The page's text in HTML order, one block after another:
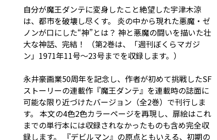
自分が魔王ダンテに変身したこと絶望した宇津木涼
は、都市を破壊し尽くす。 炎の中から現れた悪魔・ゼ
ノンが口にした“神”とは？ 神と悪魔の闘いを描いた壮
大な神話、完結！ （第2巻は、「週刊ぼくらマガジ
ン」1971年11号〜23号までを収録します。）
永井豪画業50周年を記念し、作者が初めて挑戦したSF
ストーリーの連載作『魔王ダンテ』を連載時の誌面に
可能な限り近づけたバージョン（全2巻）で刊行しま
す。 本文の4色2色カラーページを再現し、扉絵はこれ
までの単行本には収録されなかったものも含め完全収
録します。 『デビルマン』の原点ともいえる、初期の